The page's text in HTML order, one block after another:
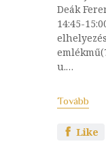
Deák
14:45-
u.…
Tovább
Like